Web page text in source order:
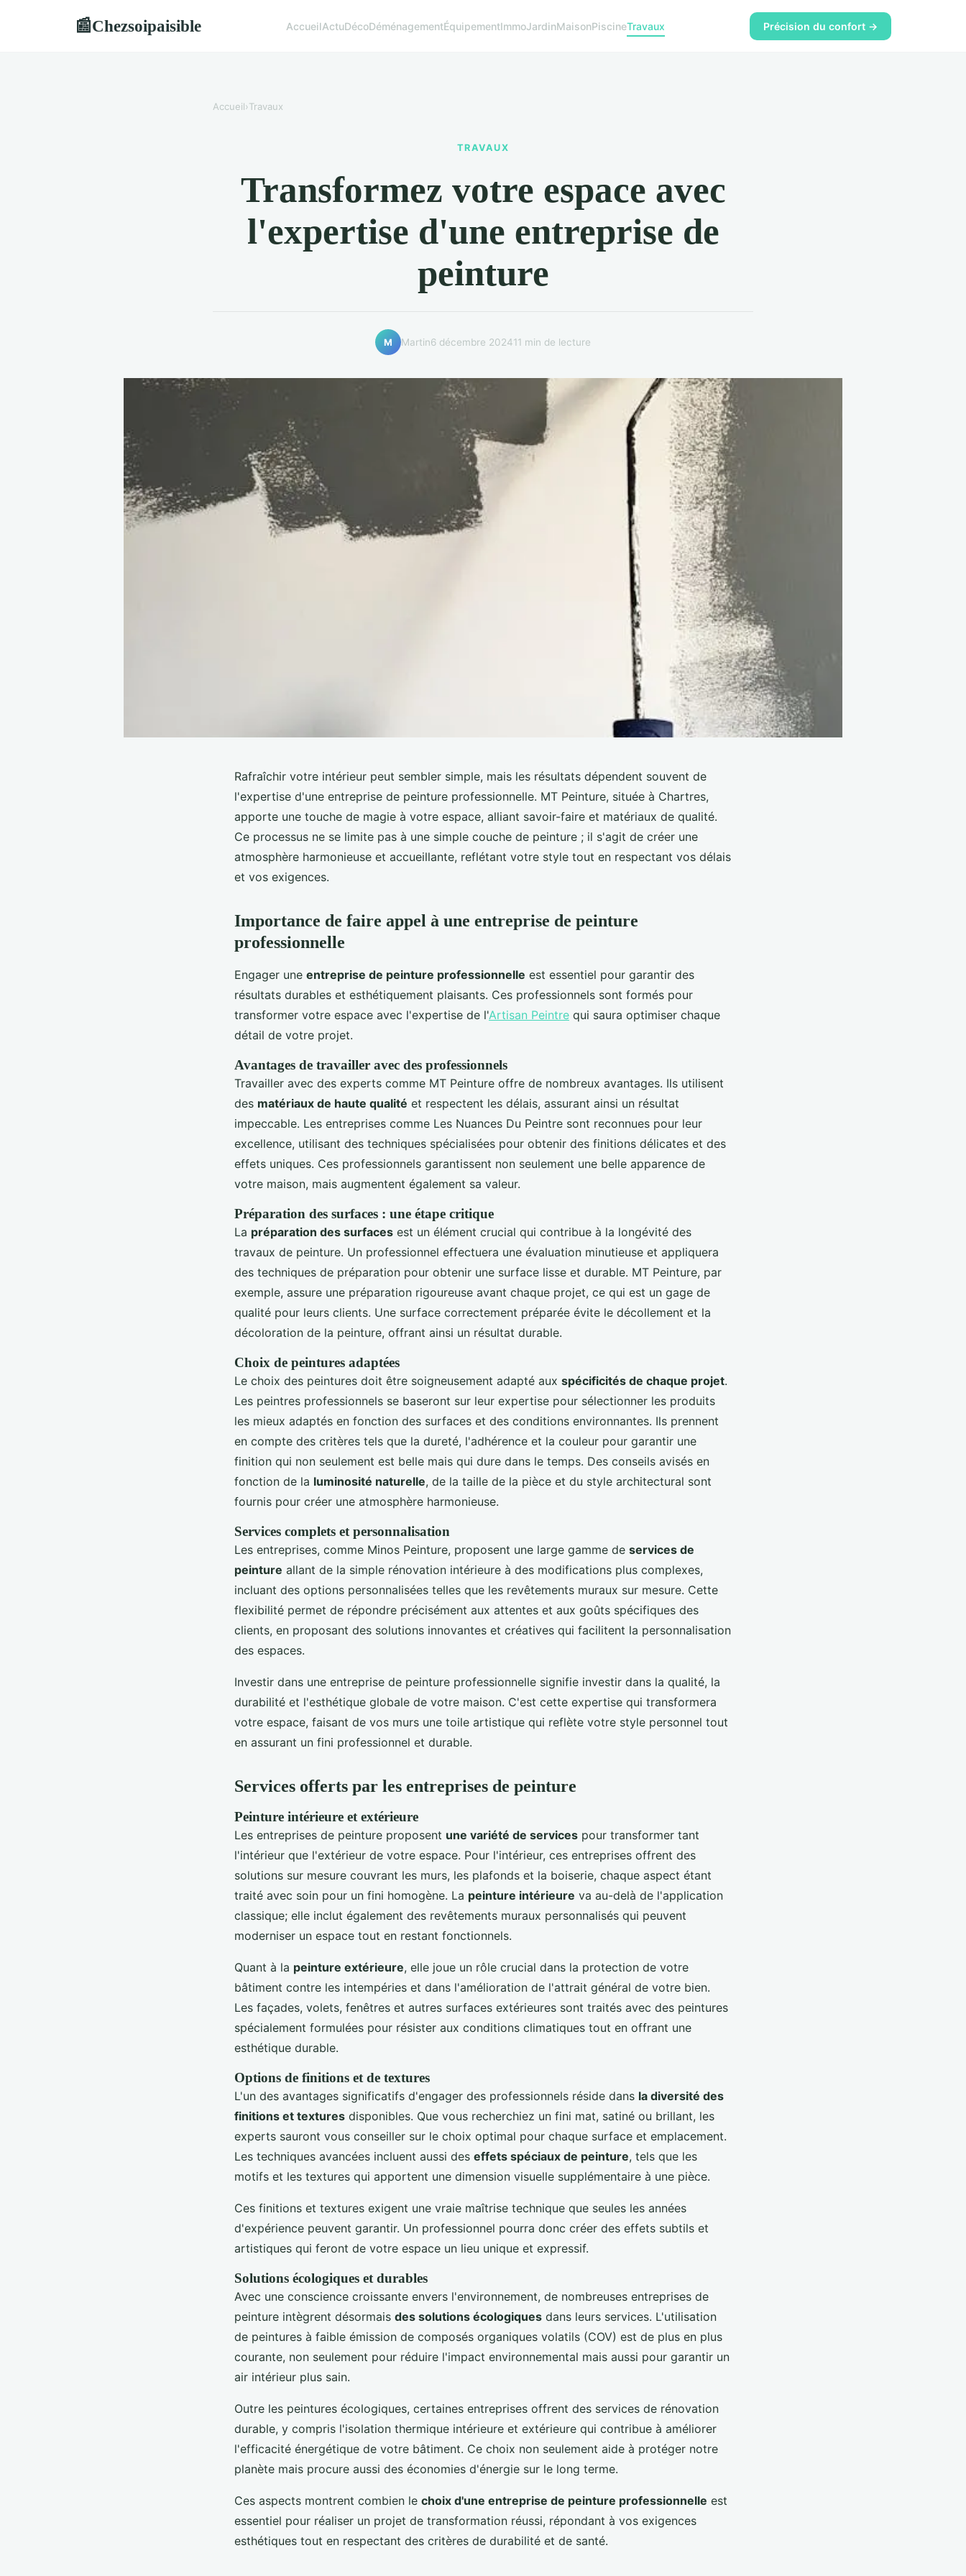
📰Chezsoipaisible AccueilActuDécoDéménagementÉquipementImmoJardinMaisonPiscineTravaux Précision du confort →
Accueil›Travaux
TRAVAUX
Transformez votre espace avec
l'expertise d'une entreprise de
peinture
M Martin6 décembre 202411 min de lecture
Rafraîchir votre intérieur peut sembler simple, mais les résultats dépendent souvent de
l'expertise d'une entreprise de peinture professionnelle. MT Peinture, située à Chartres,
apporte une touche de magie à votre espace, alliant savoir-faire et matériaux de qualité.
Ce processus ne se limite pas à une simple couche de peinture ; il s'agit de créer une
atmosphère harmonieuse et accueillante, reflétant votre style tout en respectant vos délais
et vos exigences.
Importance de faire appel à une entreprise de peinture
professionnelle
Engager une entreprise de peinture professionnelle est essentiel pour garantir des
résultats durables et esthétiquement plaisants. Ces professionnels sont formés pour
transformer votre espace avec l'expertise de l'Artisan Peintre qui saura optimiser chaque
détail de votre projet.
Avantages de travailler avec des professionnels
Travailler avec des experts comme MT Peinture offre de nombreux avantages. Ils utilisent
des matériaux de haute qualité et respectent les délais, assurant ainsi un résultat
impeccable. Les entreprises comme Les Nuances Du Peintre sont reconnues pour leur
excellence, utilisant des techniques spécialisées pour obtenir des finitions délicates et des
effets uniques. Ces professionnels garantissent non seulement une belle apparence de
votre maison, mais augmentent également sa valeur.
Préparation des surfaces : une étape critique
La préparation des surfaces est un élément crucial qui contribue à la longévité des
travaux de peinture. Un professionnel effectuera une évaluation minutieuse et appliquera
des techniques de préparation pour obtenir une surface lisse et durable. MT Peinture, par
exemple, assure une préparation rigoureuse avant chaque projet, ce qui est un gage de
qualité pour leurs clients. Une surface correctement préparée évite le décollement et la
décoloration de la peinture, offrant ainsi un résultat durable.
Choix de peintures adaptées
Le choix des peintures doit être soigneusement adapté aux spécificités de chaque projet.
Les peintres professionnels se baseront sur leur expertise pour sélectionner les produits
les mieux adaptés en fonction des surfaces et des conditions environnantes. Ils prennent
en compte des critères tels que la dureté, l'adhérence et la couleur pour garantir une
finition qui non seulement est belle mais qui dure dans le temps. Des conseils avisés en
fonction de la luminosité naturelle, de la taille de la pièce et du style architectural sont
fournis pour créer une atmosphère harmonieuse.
Services complets et personnalisation
Les entreprises, comme Minos Peinture, proposent une large gamme de services de
peinture allant de la simple rénovation intérieure à des modifications plus complexes,
incluant des options personnalisées telles que les revêtements muraux sur mesure. Cette
flexibilité permet de répondre précisément aux attentes et aux goûts spécifiques des
clients, en proposant des solutions innovantes et créatives qui facilitent la personnalisation
des espaces.
Investir dans une entreprise de peinture professionnelle signifie investir dans la qualité, la
durabilité et l'esthétique globale de votre maison. C'est cette expertise qui transformera
votre espace, faisant de vos murs une toile artistique qui reflète votre style personnel tout
en assurant un fini professionnel et durable.
Services offerts par les entreprises de peinture
Peinture intérieure et extérieure
Les entreprises de peinture proposent une variété de services pour transformer tant
l'intérieur que l'extérieur de votre espace. Pour l'intérieur, ces entreprises offrent des
solutions sur mesure couvrant les murs, les plafonds et la boiserie, chaque aspect étant
traité avec soin pour un fini homogène. La peinture intérieure va au-delà de l'application
classique; elle inclut également des revêtements muraux personnalisés qui peuvent
moderniser un espace tout en restant fonctionnels.
Quant à la peinture extérieure, elle joue un rôle crucial dans la protection de votre
bâtiment contre les intempéries et dans l'amélioration de l'attrait général de votre bien.
Les façades, volets, fenêtres et autres surfaces extérieures sont traités avec des peintures
spécialement formulées pour résister aux conditions climatiques tout en offrant une
esthétique durable.
Options de finitions et de textures
L'un des avantages significatifs d'engager des professionnels réside dans la diversité des
finitions et textures disponibles. Que vous recherchiez un fini mat, satiné ou brillant, les
experts sauront vous conseiller sur le choix optimal pour chaque surface et emplacement.
Les techniques avancées incluent aussi des effets spéciaux de peinture, tels que les
motifs et les textures qui apportent une dimension visuelle supplémentaire à une pièce.
Ces finitions et textures exigent une vraie maîtrise technique que seules les années
d'expérience peuvent garantir. Un professionnel pourra donc créer des effets subtils et
artistiques qui feront de votre espace un lieu unique et expressif.
Solutions écologiques et durables
Avec une conscience croissante envers l'environnement, de nombreuses entreprises de
peinture intègrent désormais des solutions écologiques dans leurs services. L'utilisation
de peintures à faible émission de composés organiques volatils (COV) est de plus en plus
courante, non seulement pour réduire l'impact environnemental mais aussi pour garantir un
air intérieur plus sain.
Outre les peintures écologiques, certaines entreprises offrent des services de rénovation
durable, y compris l'isolation thermique intérieure et extérieure qui contribue à améliorer
l'efficacité énergétique de votre bâtiment. Ce choix non seulement aide à protéger notre
planète mais procure aussi des économies d'énergie sur le long terme.
Ces aspects montrent combien le choix d'une entreprise de peinture professionnelle est
essentiel pour réaliser un projet de transformation réussi, répondant à vos exigences
esthétiques tout en respectant des critères de durabilité et de santé.